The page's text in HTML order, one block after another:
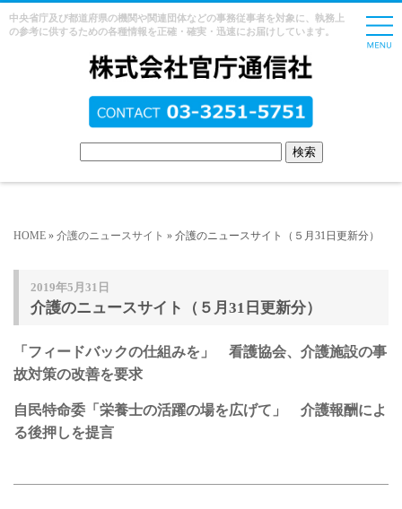
中央省庁及び都道府県の機関や関連団体などの事務従事者を対象に、執務上
の参考に供するための各種情報を正確・確実・迅速にお届けしています。
HOME » 介護のニュースサイト » 介護のニュースサイト（５月31日更新分）
2019年5月31日
介護のニュースサイト（５月31日更新分）
「フィードバックの仕組みを」 看護協会、介護施設の事
故対策の改善を要求
自民特命委「栄養士の活躍の場を広げて」 介護報酬によ
る後押しを提言